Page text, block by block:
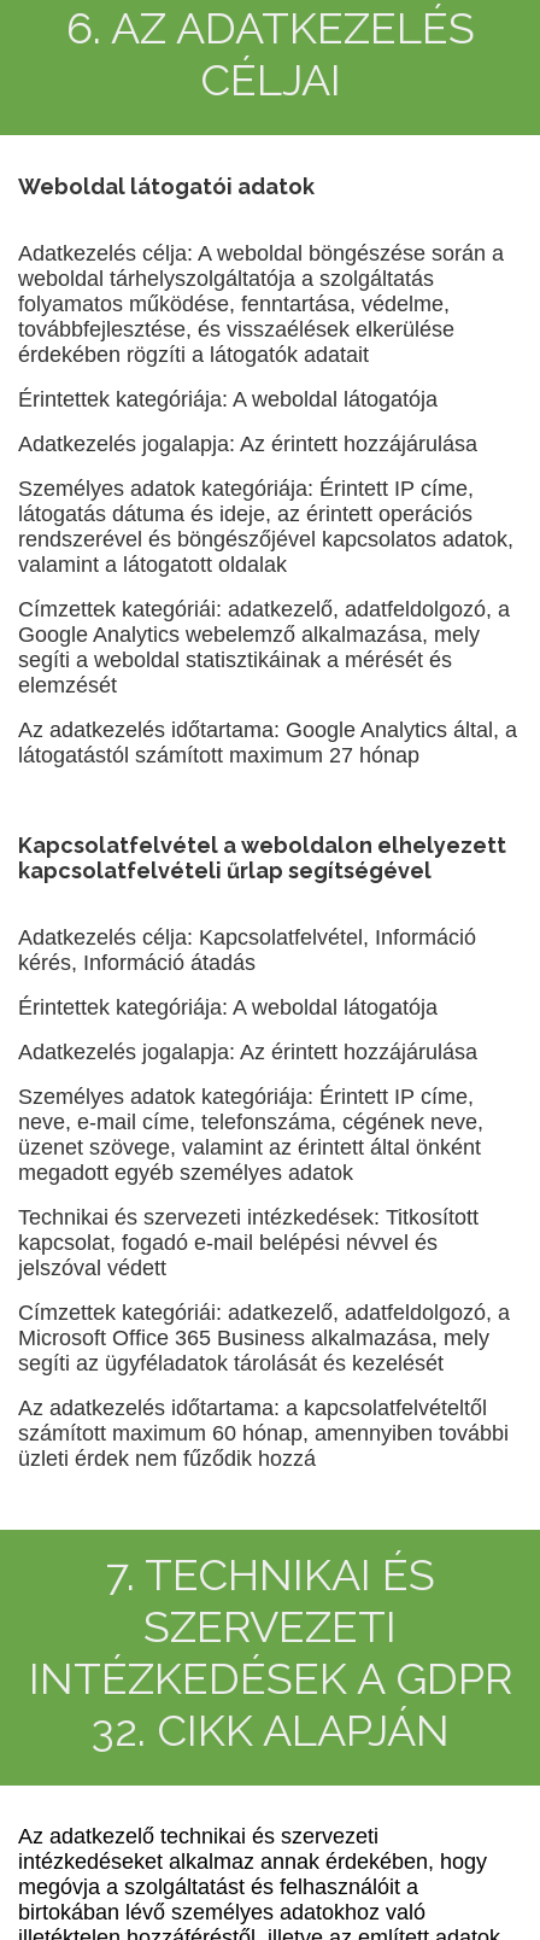
6. AZ ADATKEZELÉS
CÉLJAI
Weboldal látogatói adatok
Adatkezelés célja: A weboldal böngészése során a
weboldal tárhelyszolgáltatója a szolgáltatás
folyamatos működése, fenntartása, védelme,
továbbfejlesztése, és visszaélések elkerülése
érdekében rögzíti a látogatók adatait
Érintettek kategóriája: A weboldal látogatója
Adatkezelés jogalapja: Az érintett hozzájárulása
Személyes adatok kategóriája: Érintett IP címe,
látogatás dátuma és ideje, az érintett operációs
rendszerével és böngészőjével kapcsolatos adatok,
valamint a látogatott oldalak
Címzettek kategóriái: adatkezelő, adatfeldolgozó, a
Google Analytics webelemző alkalmazása, mely
segíti a weboldal statisztikáinak a mérését és
elemzését
Az adatkezelés időtartama: Google Analytics által, a
látogatástól számított maximum 27 hónap
Kapcsolatfelvétel a weboldalon elhelyezett
kapcsolatfelvételi űrlap segítségével
Adatkezelés célja: Kapcsolatfelvétel, Információ
kérés, Információ átadás
Érintettek kategóriája: A weboldal látogatója
Adatkezelés jogalapja: Az érintett hozzájárulása
Személyes adatok kategóriája: Érintett IP címe,
neve, e-mail címe, telefonszáma, cégének neve,
üzenet szövege, valamint az érintett által önként
megadott egyéb személyes adatok
Technikai és szervezeti intézkedések: Titkosított
kapcsolat, fogadó e-mail belépési névvel és
jelszóval védett
Címzettek kategóriái: adatkezelő, adatfeldolgozó, a
Microsoft Office 365 Business alkalmazása, mely
segíti az ügyféladatok tárolását és kezelését
Az adatkezelés időtartama: a kapcsolatfelvételtől
számított maximum 60 hónap, amennyiben további
üzleti érdek nem fűződik hozzá
7. TECHNIKAI ÉS
SZERVEZETI
INTÉZKEDÉSEK A GDPR
32. CIKK ALAPJÁN
Az adatkezelő technikai és szervezeti
intézkedéseket alkalmaz annak érdekében, hogy
megóvja a szolgáltatást és felhasználóit a
birtokában lévő személyes adatokhoz való